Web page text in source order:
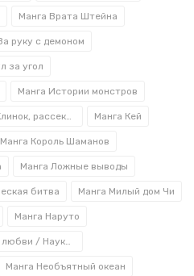
влюбленных Мэйко Иноэ и
со сложностями
бросить группу, но
понимает, что
смысла. Реалистичный,
пары. О том, что
быть юными,
называемую взрослую
из глав манги
Манга Врата Штейна
руку с демоном
за угол
Манга Истории монстров
Манга Истребитель демонов / Клинок, рассекающий демонов Манга Кей
Манга Король Шаманов
Манга Ложные выводы
битва Манга Милый дом Чи
Манга Наруто
Манга Научное доказательство любви / Наука влюблена и мы докажем это
Манга Необъятный океан